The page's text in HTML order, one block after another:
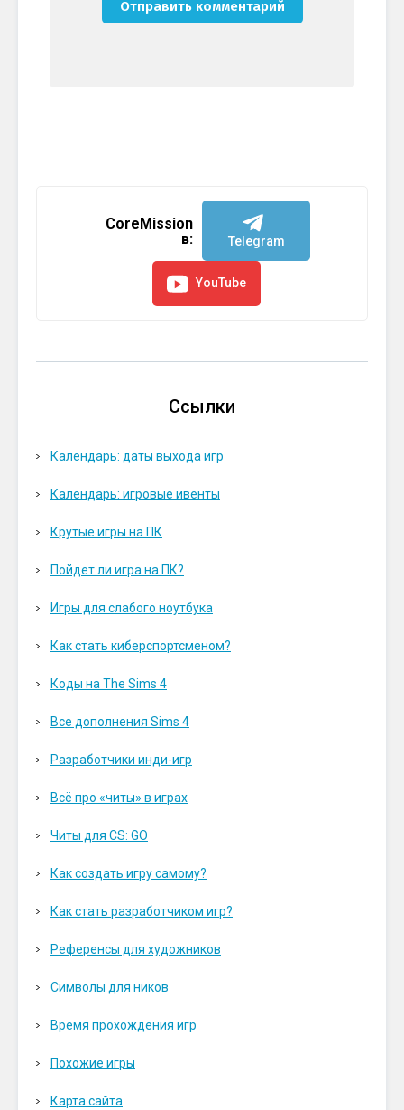
CoreMission
в:
Telegram
YouTube
Ссылки
Календарь: даты выхода игр
Календарь: игровые ивенты
Крутые игры на ПК
Пойдет ли игра на ПК?
Игры для слабого ноутбука
Как стать киберспортсменом?
Коды на The Sims 4
Все дополнения Sims 4
Разработчики инди-игр
Всё про «читы» в играх
Читы для CS: GO
Как создать игру самому?
Как стать разработчиком игр?
Референсы для художников
Символы для ников
Время прохождения игр
Похожие игры
Карта сайта